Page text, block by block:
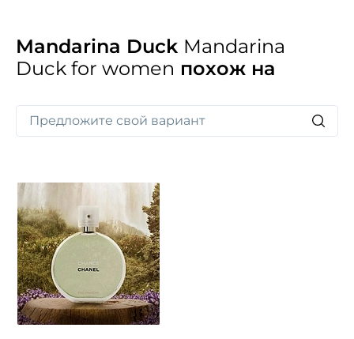
Mandarina Duck Mandarina
Duck for women похож на